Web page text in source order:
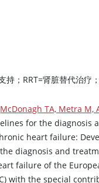
持；RRT=肾脏替代治疗；
McDonagh TA, Metra M,
for the diagnosis
heart failure:
diagnosis and
failure of the
with the special